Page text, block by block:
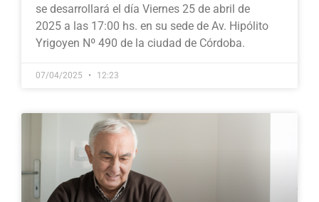
se desarrollará el día Viernes 25 de abril de
2025 a las 17:00 hs. en su sede de Av. Hipólito
Yrigoyen Nº 490 de la ciudad de Córdoba.
07/04/2025 12:23